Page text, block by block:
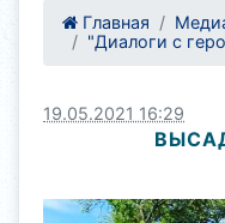
Главная
"Диалоги с
19.05.2021 16:29